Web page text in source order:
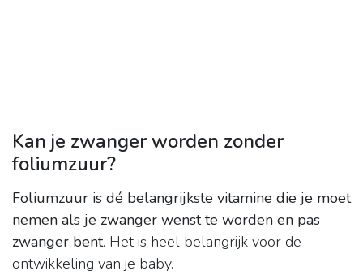
Kan je zwanger worden zonder
foliumzuur?
Foliumzuur is dé belangrijkste vitamine die je moet
nemen als je zwanger wenst te worden en pas
zwanger bent. Het is heel belangrijk voor de
ontwikkeling van je baby.